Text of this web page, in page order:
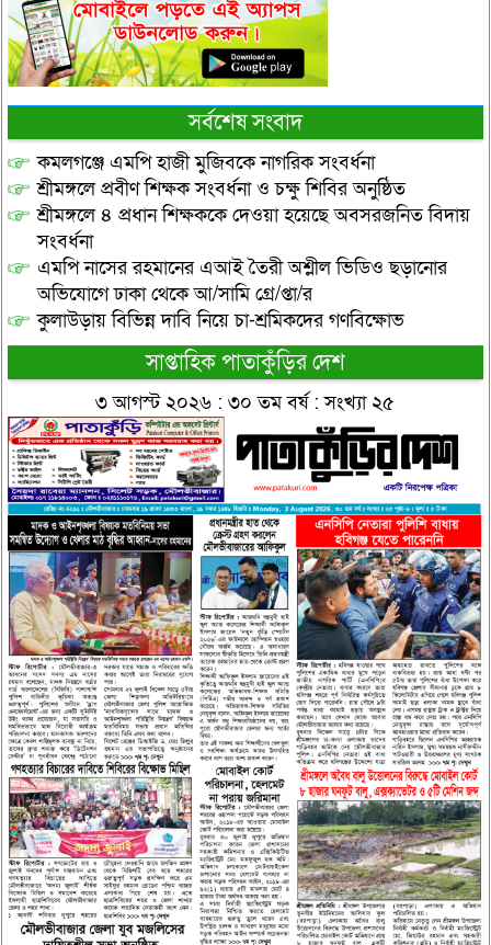
সর্বশেষ সংবাদ
কমলগঞ্জে এমপি হাজী মুজিবকে নাগরিক সংবর্ধনা
শ্রীমঙ্গলে প্রবীণ শিক্ষক সংবর্ধনা ও চক্ষু শিবির অনুষ্ঠিত
শ্রীমঙ্গলে ৪ প্রধান শিক্ষককে দেওয়া হয়েছে অবসরজনিত বিদায়
সংবর্ধনা
এমপি নাসের রহমানের এআই তৈরী অশ্লীল ভিডিও ছড়ানোর
অভিযোগে ঢাকা থেকে আ/সামি গ্রে/প্তা/র
কুলাউড়ায় বিভিন্ন দাবি নিয়ে চা-শ্রমিকদের গণবিক্ষোভ
সাপ্তাহিক পাতাকুঁড়ির দেশ
৩ আগস্ট ২০২৬ : ৩০ তম বর্ষ : সংখ্যা ২৫